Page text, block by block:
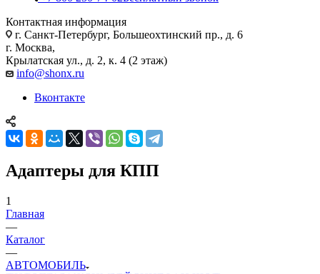
Контактная информация
г. Санкт-Петербург, Большеохтинский пр., д. 6
г. Москва,
Крылатская ул., д. 2, к. 4 (2 этаж)
info@shonx.ru
Вконтакте
Адаптеры для КПП
1
Главная
—
Каталог
—
АВТОМОБИЛЬ